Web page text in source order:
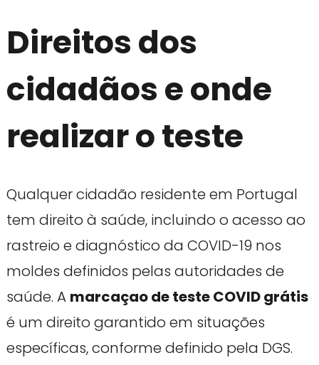
Direitos dos
cidadãos e onde
realizar o teste
Qualquer cidadão residente em Portugal
tem direito à saúde, incluindo o acesso ao
rastreio e diagnóstico da COVID-19 nos
moldes definidos pelas autoridades de
saúde. A marcaçao de teste COVID grátis
é um direito garantido em situações
específicas, conforme definido pela DGS.